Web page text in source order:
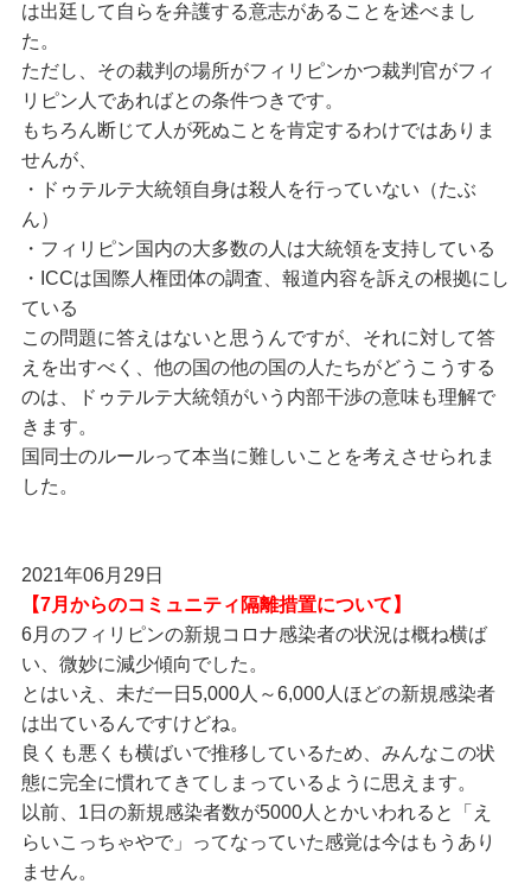
は出廷して自らを弁護する意志があることを述べまし
た。
ただし、その裁判の場所がフィリピンかつ裁判官がフィ
リピン人であればとの条件つきです。
もちろん断じて人が死ぬことを肯定するわけではありま
せんが、
・ドゥテルテ大統領自身は殺人を行っていない（たぶ
ん）
・フィリピン国内の大多数の人は大統領を支持している
・ICCは国際人権団体の調査、報道内容を訴えの根拠にし
ている
この問題に答えはないと思うんですが、それに対して答
えを出すべく、他の国の他の国の人たちがどうこうする
のは、ドゥテルテ大統領がいう内部干渉の意味も理解で
きます。
国同士のルールって本当に難しいことを考えさせられま
した。
2021年06月29日
【7月からのコミュニティ隔離措置について】
6月のフィリピンの新規コロナ感染者の状況は概ね横ば
い、微妙に減少傾向でした。
とはいえ、未だ一日5,000人～6,000人ほどの新規感染者
は出ているんですけどね。
良くも悪くも横ばいで推移しているため、みんなこの状
態に完全に慣れてきてしまっているように思えます。
以前、1日の新規感染者数が5000人とかいわれると「え
らいこっちゃやで」ってなっていた感覚は今はもうあり
ません。